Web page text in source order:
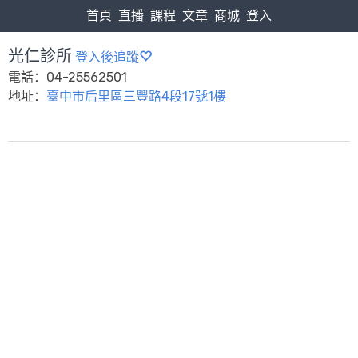
首頁 直播 課程 文章 商城 登入
光仁診所 登入後追蹤
電話：04-25562501
地址： 臺中市后里區三豐路4段17號1樓